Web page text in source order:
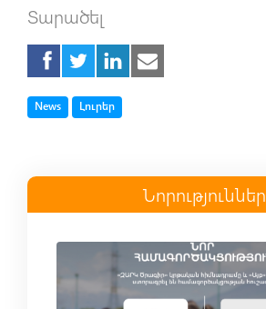
Տարածել
TagNews TagԼուրեր
Նորություններ
Read more